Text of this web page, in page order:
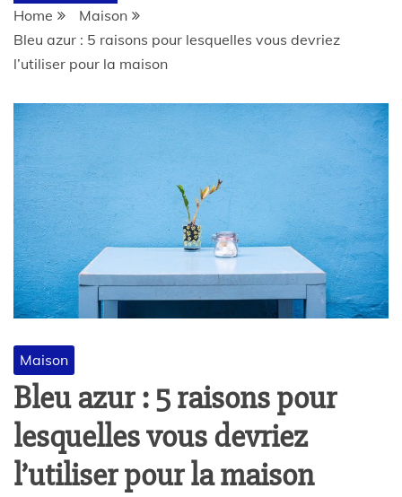
Home
Maison
Bleu azur : 5 raisons pour lesquelles vous devriez
l’utiliser pour la maison
Maison
Bleu azur : 5 raisons pour
lesquelles vous devriez
l’utiliser pour la maison